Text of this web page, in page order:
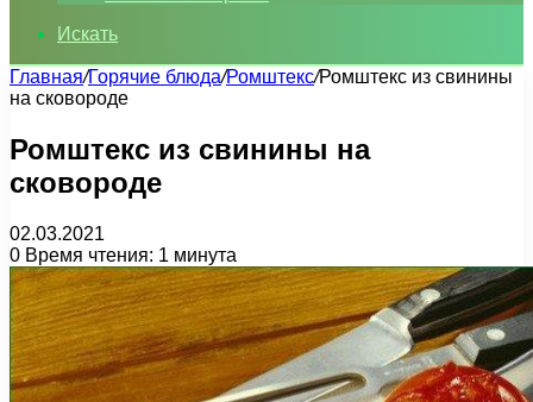
Искать
Главная/Горячие блюда/Ромштекс/Ромштекс из свинины
на сковороде
Ромштекс из свинины на
сковороде
02.03.2021
0 Время чтения: 1 минута